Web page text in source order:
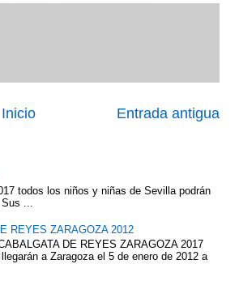
Entrada antigua
Inicio
todos los niños y niñas de Sevilla podrán
...
REYES ZARAGOZA 2012
DE REYES ZARAGOZA 2017
a Zaragoza el 5 de enero de 2012 a